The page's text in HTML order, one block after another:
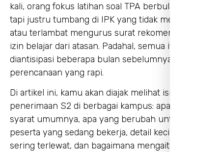
kali, orang fokus latihan soal TPA berbulan-bulan,
tapi justru tumbang di IPK yang tidak memenuhi,
atau terlambat mengurus surat rekomendasi dan
izin belajar dari atasan. Padahal, semua itu bisa
diantisipasi beberapa bulan sebelumnya dengan
perencanaan yang rapi.
Di artikel ini, kamu akan diajak melihat isi “dapur”
penerimaan S2 di berbagai kampus: apa saja
syarat umumnya, apa yang berubah untuk
peserta yang sedang bekerja, detail kecil yang
sering terlewat, dan bagaimana mengaitkannya